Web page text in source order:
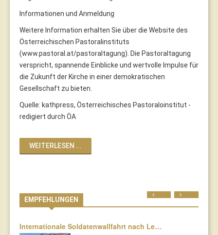
Informationen und Anmeldung
Weitere Information erhalten Sie über die Website des
Österreichischen Pastoralinstituts
(www.pastoral.at/pastoraltagung). Die Pastoraltagung
verspricht, spannende Einblicke und wertvolle Impulse für
die Zukunft der Kirche in einer demokratischen
Gesellschaft zu bieten.
Quelle: kathpress, Österreichisches Pastoraloinstitut -
redigiert durch ÖA
WEITERLESEN ...
EMPFEHLUNGEN
Internationale Soldatenwallfahrt nach Le…